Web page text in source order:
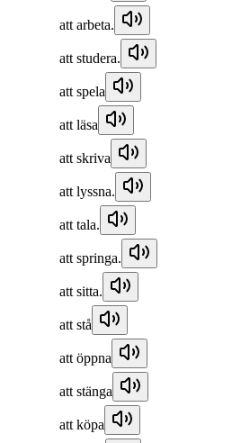
att arbeta.
att studera.
att spela
att läsa
att skriva
att lyssna.
att tala.
att springa.
att sitta.
att stå
att öppna
att stänga
att köpa